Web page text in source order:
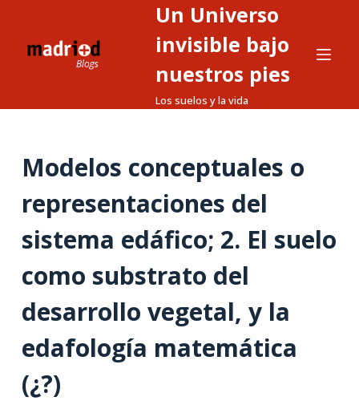
o
Un Universo
invisible bajo
nuestros pies
Los suelos y la vida
Modelos conceptuales o
representaciones del
sistema edáfico; 2. El suelo
como substrato del
desarrollo vegetal, y la
edafología matemática
(¿?)